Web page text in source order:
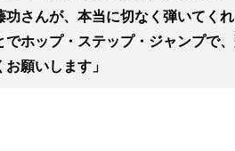
功さんが、本当に切なく弾いてく
ホップ・ステップ・ジャンプで
願いします」